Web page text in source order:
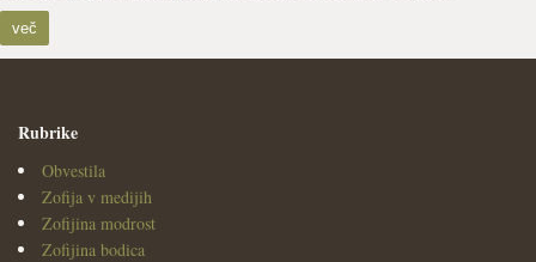
več
Rubrike
Obvestila
Zofija v medijih
Zofijina modrost
Zofijina bodica